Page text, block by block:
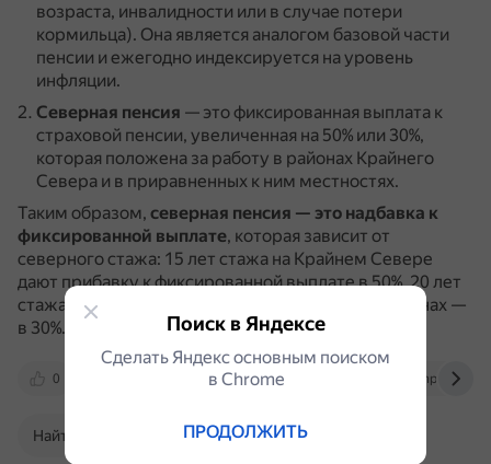
возраста, инвалидности или в случае потери
кормильца). Она является аналогом базовой части
пенсии и ежегодно индексируется на уровень
инфляции.
Северная пенсия — это фиксированная выплата к
страховой пенсии, увеличенная на 50% или 30%,
которая положена за работу в районах Крайнего
Севера и в приравненных к ним местностях.
Таким образом, северная пенсия — это надбавка к
фиксированной выплате, которая зависит от
северного стажа: 15 лет стажа на Крайнем Севере
дают прибавку к фиксированной выплате в 50%, 20 лет
стажа в приравненных к Крайнему Северу регионах —
в 30%.
0 www.banki.ru npfi.ru
Найти в Поиске
Поиск в Яндексе
Сделать Яндекс основным поиском
в Сhrome
ПРОДОЛЖИТЬ